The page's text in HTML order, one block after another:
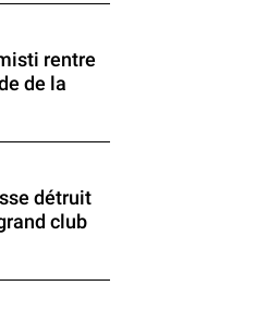
rentre
de la
détruit
club